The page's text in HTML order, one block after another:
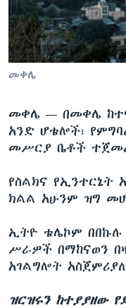
ቋንቋዎች
መቀሌ
መቀሌ — በመቀሌ
አንድ ሆቴሎች፣
መሥርያ ቤቶች
የስልክና የኢንተርኔት
ክልል አሁንም ዝግ
ኢትዮ ቴሌኮም በበኩሉ
ሥራዎች በማከናወን
አገልግሎት
ዝርዝሩን ከተያያዘው